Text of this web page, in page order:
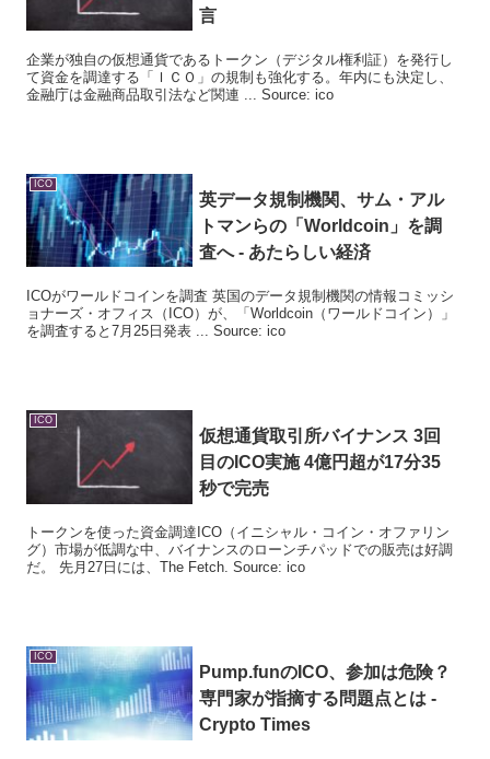
言
企業が独自の仮想通貨であるトークン（デジタル権利証）を発行し
て資金を調達する「ＩＣＯ」の規制も強化する。年内にも決定し、
金融庁は金融商品取引法など関連 ... Source: ico
ICO
英データ規制機関、サム・アル
トマンらの「Worldcoin」を調
査へ - あたらしい経済
ICOがワールドコインを調査 英国のデータ規制機関の情報コミッシ
ョナーズ・オフィス（ICO）が、「Worldcoin（ワールドコイン）」
を調査すると7月25日発表 ... Source: ico
ICO
仮想通貨取引所バイナンス 3回
目の ICO実施 4億円超が17分35
秒で完売
トークンを使った資金調達ICO（イニシャル・コイン・オファリン
グ）市場が低調な中、バイナンスのローンチパッドでの販売は好調
だ。 先月27日には、The Fetch. Source: ico
ICO
Pump.funの ICO、参加は危険？
専門家が指摘する問題点とは -
Crypto Times